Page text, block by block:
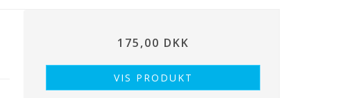
175,00 DKK
VIS PRODUKT